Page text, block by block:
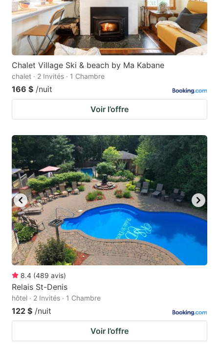
Chalet Village Ski & beach by Ma Kabane
chalet · 2 Invités · 1 Chambre
166 $ /nuit
Voir l’offre
8.4 (489 avis)
Relais St-Denis
hôtel · 2 Invités · 1 Chambre
122 $ /nuit
Voir l’offre